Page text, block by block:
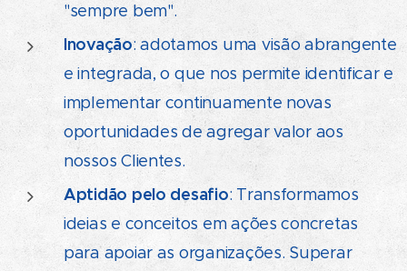
"sempre bem".
Inovação: adotamos uma visão abrangente
e integrada, o que nos permite identificar e
implementar continuamente novas
oportunidades de agregar valor aos
nossos Clientes.
Aptidão pelo desafio: Transformamos
ideias e conceitos em ações concretas
para apoiar as organizações. Superar